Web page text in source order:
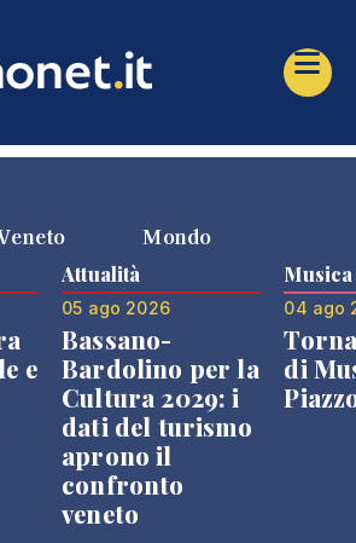
Mondo
e
Attualità
05 ago 2026
Bassano-
Bardolino per la
Cultura 2029: i
dati del turismo
aprono il
confronto
veneto
Musica
04 ago
di